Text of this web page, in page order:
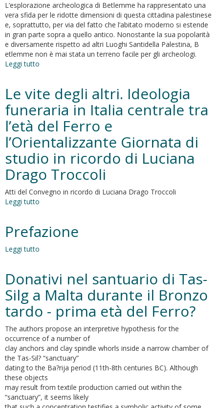
L’esplorazione archeologica di Betlemme ha rappresentato una
vera sfida per le ridotte dimensioni di questa cittadina palestinese
e, soprattutto, per via del fatto che l’abitato moderno si estende
in gran parte sopra a quello antico. Nonostante la sua popolarità
e diversamente rispetto ad altri Luoghi Santidella Palestina, B
etlemme non è mai stata un terreno facile per gli archeologi.
Leggi tutto
di
Betlemme
e
la
storia
della
nel
II
e
I
Le vite degli altri. Ideologia
funeraria in Italia centrale tra
l’età del Ferro e
l’Orientalizzante Giornata di
studio in ricordo di Luciana
Drago Troccoli
Atti del Convegno in ricordo di Luciana Drago Troccoli
Leggi tutto
degli
Italia
centrale
tra
l’età
del
Ferro
e
l’Orientalizzante
Giornata
di
studio
in
ricordo
Prefazione
Leggi tutto
Donativi nel santuario di Tas-
Silg a Malta durante il Bronzo
tardo - prima età del Ferro?
The authors propose an interpretive hypothesis for the
occurrence of a number of
clay anchors and clay spindle whorls inside a narrow chamber of
the Tas-Sil? “sanctuary”
dating to the Ba?rija period (11th-8th centuries BC). Although
these objects
may result from textile production carried out within the
“sanctuary”, it seems likely